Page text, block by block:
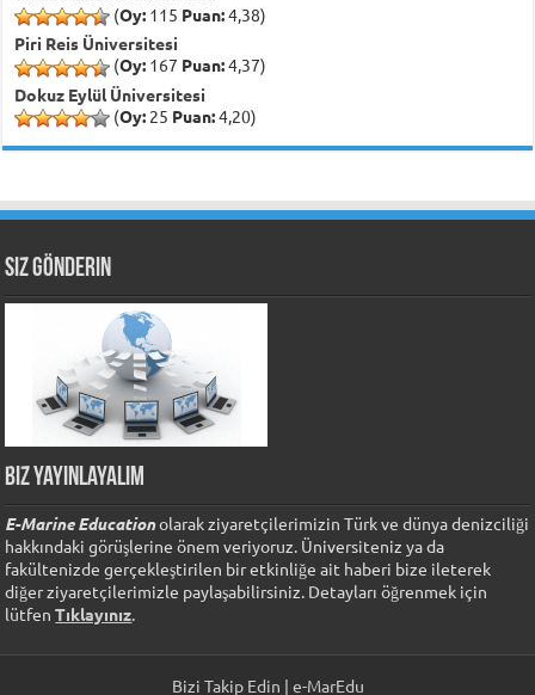
(Oy: 115 Puan:4,38)
Piri Reis Üniversitesi
(Oy: 167 Puan:4,37)
Dokuz Eylül Üniversitesi
(Oy: 25 Puan:4,20)
Siz Gönderin
Biz Yayınlayalım
E-Marine Educationolarak ziyaretçilerimizin Türk ve dünya denizciliği
hakkındaki görüşlerine önem veriyoruz. Üniversiteniz ya da
fakültenizde gerçekleştirilen bir etkinliğe ait haberi bize ileterek
diğer ziyaretçilerimizle paylaşabilirsiniz. Detayları öğrenmek için
lütfenTıklayınız.
Bizi Takip Edin | e-MarEdu